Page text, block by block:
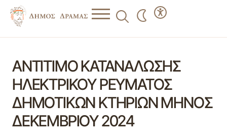
ΑΝΤΙΤΙΜΟ ΚΑΤΑΝΑΛΩΣΗΣ
ΗΛΕΚΤΡΙΚΟΥ ΡΕΥΜΑΤΟΣ
ΔΗΜΟΤΙΚΩΝ ΚΤΗΡΙΩΝ ΜΗΝΟΣ
ΔΕΚΕΜΒΡΙΟΥ 2024